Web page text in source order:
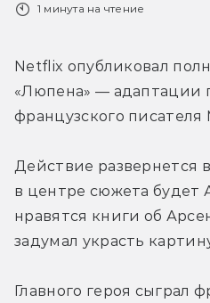
1 минута на чтение
Netflix опубликовал
«Люпена» — адаптации
французского писателя
Действие развернется
в центре сюжета будет
нравятся книги об
задумал украсть
Главного героя сыграл